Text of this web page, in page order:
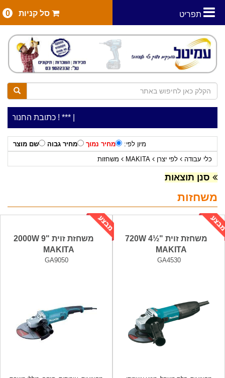
תפריט סל קניות 0
***כתובת החנות: רח' המלאכה 2, ביתן 8 (כניסה מרח'***כלי עבודה להשכרה בתעריף יומי משתלם ! ***
מיון לפי: מחיר נמוך מחיר גבוה
שם מוצר
כלי עבודה
לפי יצרן MAKITA משחזות
סנן תוצאות
משחזות
משחזת זוית "½4 720W
MAKITA
GA4530
משחזת זוית "9 2000W
MAKITA
GA9050